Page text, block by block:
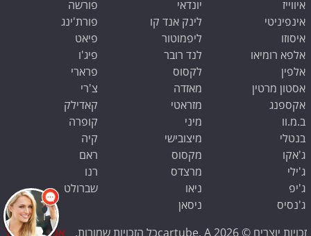
איווייז
אינפיניטי
איסוזו
אלפא רומיאו
אלפין
אסטון מרטין
אקספנג
ב.מ.וו
בנטלי
ג'אקו
ג'ילי
ג'יפ
ג'נסיס
יונדאי
לינק אנד קו
ליפמוטור
לנד רובר
לקסוס
מאזדה
מזראטי
מיני
מיצובישי
מקסוס
מרצדס
ניאו
ניסאן
פורשה
פורת'ינג
פיאט
פיג'ו
פרארי
צ'רי
קאדילק
קופרה
קיה
ראם
רנו
שברולט
זכויות יוצרים © 2026 cartube. Aכל הזכויות שמורות. אפס קילומטר